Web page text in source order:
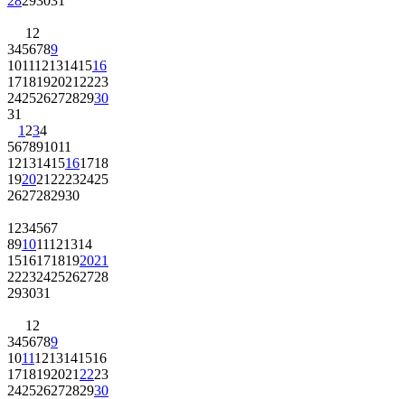
1 2
3456789
10111213141516
1718192021 2223
24252627282930
31
1 234
567891011
12131415161718
192021 22232425
2627282930
1 234567
891011121314
15161718192021
22232425262728
293031
1 2
3456789
10111213141516
1718192021 2223
24252627282930